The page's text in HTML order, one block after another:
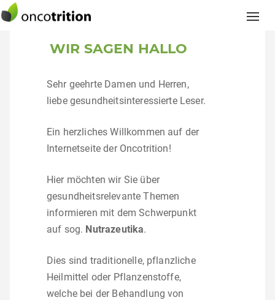
WIR SAGEN HALLO
Sehr geehrte Damen und Herren,
liebe gesundheitsinteressierte Leser.
Ein herzliches Willkommen auf der
Internetseite der Oncotrition!
Hier möchten wir Sie über
gesundheitsrelevante Themen
informieren mit dem Schwerpunkt
auf sog. Nutrazeutika.
Dies sind traditionelle, pflanzliche
Heilmittel oder Pflanzenstoffe,
welche bei der Behandlung von